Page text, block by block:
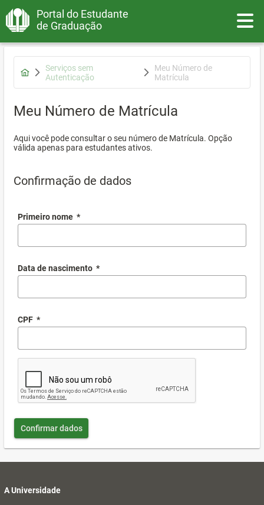
Portal do Estudante
de Graduação
Serviços sem
Autenticação
Meu Número de
Matrícula
Meu Número de Matrícula
Aqui você pode consultar o seu número de Matrícula. Opção
válida apenas para estudantes ativos.
Confirmação de dados
Primeiro nome *
Data de nascimento *
CPF *
Confirmar dados
A Universidade